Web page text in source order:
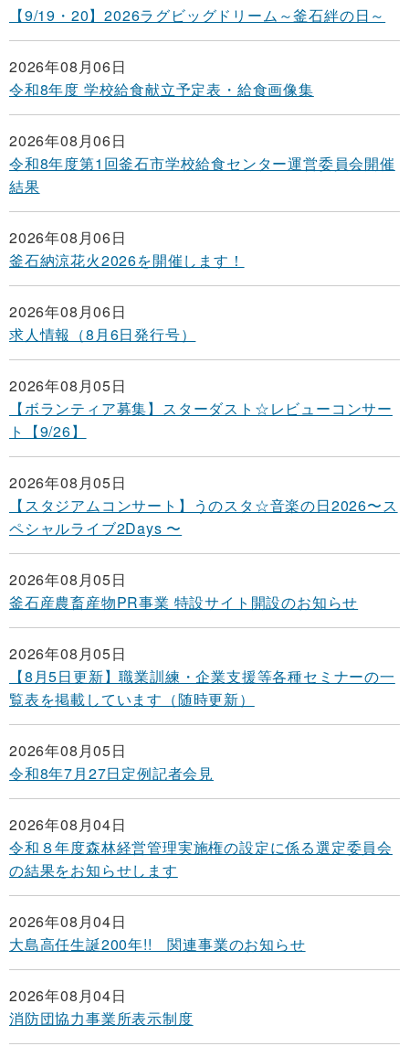
【9/19・20】2026ラグビッグドリーム～釜石絆の日～
2026年08月06日
令和8年度 学校給食献立予定表・給食画像集
2026年08月06日
令和8年度第1回釜石市学校給食センター運営委員会開催
結果
2026年08月06日
釜石納涼花火2026を開催します！
2026年08月06日
求人情報（8月6日発行号）
2026年08月05日
【ボランティア募集】スターダスト☆レビューコンサー
ト【9/26】
2026年08月05日
【スタジアムコンサート】うのスタ☆音楽の日2026〜ス
ペシャルライブ2Days 〜
2026年08月05日
釜石産農畜産物PR事業 特設サイト開設のお知らせ
2026年08月05日
【8月5日更新】職業訓練・企業支援等各種セミナーの一
覧表を掲載しています（随時更新）
2026年08月05日
令和8年7月27日定例記者会見
2026年08月04日
令和８年度森林経営管理実施権の設定に係る選定委員会
の結果をお知らせします
2026年08月04日
大島高任生誕200年!! 関連事業のお知らせ
2026年08月04日
消防団協力事業所表示制度